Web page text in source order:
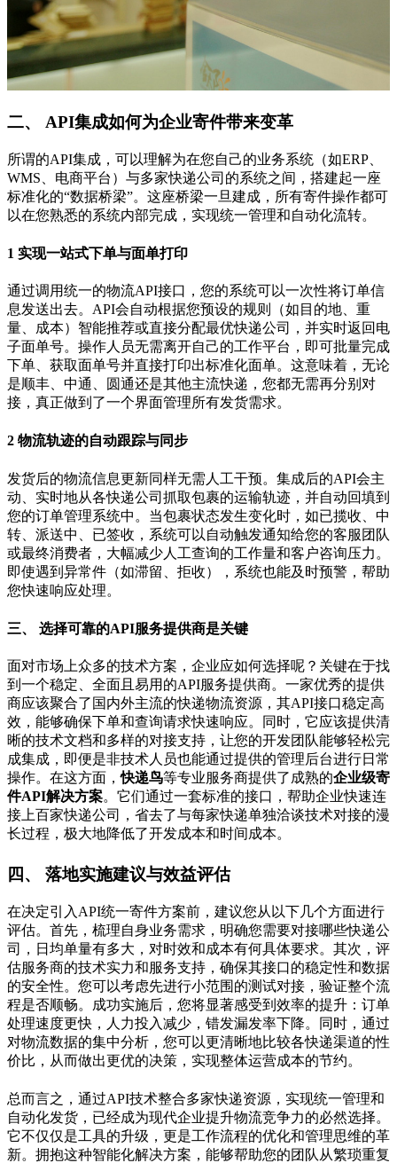
二、 API集成如何为企业寄件带来变革
所谓的API集成，可以理解为在您自己的业务系统（如ERP、
WMS、电商平台）与多家快递公司的系统之间，搭建起一座
标准化的“数据桥梁”。这座桥梁一旦建成，所有寄件操作都可
以在您熟悉的系统内部完成，实现统一管理和自动化流转。
1 实现一站式下单与面单打印
通过调用统一的物流API接口，您的系统可以一次性将订单信
息发送出去。API会自动根据您预设的规则（如目的地、重
量、成本）智能推荐或直接分配最优快递公司，并实时返回电
子面单号。操作人员无需离开自己的工作平台，即可批量完成
下单、获取面单号并直接打印出标准化面单。这意味着，无论
是顺丰、中通、圆通还是其他主流快递，您都无需再分别对
接，真正做到了一个界面管理所有发货需求。
2 物流轨迹的自动跟踪与同步
发货后的物流信息更新同样无需人工干预。集成后的API会主
动、实时地从各快递公司抓取包裹的运输轨迹，并自动回填到
您的订单管理系统中。当包裹状态发生变化时，如已揽收、中
转、派送中、已签收，系统可以自动触发通知给您的客服团队
或最终消费者，大幅减少人工查询的工作量和客户咨询压力。
即使遇到异常件（如滞留、拒收），系统也能及时预警，帮助
您快速响应处理。
三、 选择可靠的API服务提供商是关键
面对市场上众多的技术方案，企业应如何选择呢？关键在于找
到一个稳定、全面且易用的API服务提供商。一家优秀的提供
商应该聚合了国内外主流的快递物流资源，其API接口稳定高
效，能够确保下单和查询请求快速响应。同时，它应该提供清
晰的技术文档和多样的对接支持，让您的开发团队能够轻松完
成集成，即便是非技术人员也能通过提供的管理后台进行日常
操作。在这方面，快递鸟等专业服务商提供了成熟的企业级寄
件API解决方案。它们通过一套标准的接口，帮助企业快速连
接上百家快递公司，省去了与每家快递单独洽谈技术对接的漫
长过程，极大地降低了开发成本和时间成本。
四、 落地实施建议与效益评估
在决定引入API统一寄件方案前，建议您从以下几个方面进行
评估。首先，梳理自身业务需求，明确您需要对接哪些快递公
司，日均单量有多大，对时效和成本有何具体要求。其次，评
估服务商的技术实力和服务支持，确保其接口的稳定性和数据
的安全性。您可以考虑先进行小范围的测试对接，验证整个流
程是否顺畅。成功实施后，您将显著感受到效率的提升：订单
处理速度更快，人力投入减少，错发漏发率下降。同时，通过
对物流数据的集中分析，您可以更清晰地比较各快递渠道的性
价比，从而做出更优的决策，实现整体运营成本的节约。
总而言之，通过API技术整合多家快递资源，实现统一管理和
自动化发货，已经成为现代企业提升物流竞争力的必然选择。
它不仅仅是工具的升级，更是工作流程的优化和管理思维的革
新。拥抱这种智能化解决方案，能够帮助您的团队从繁琐重复